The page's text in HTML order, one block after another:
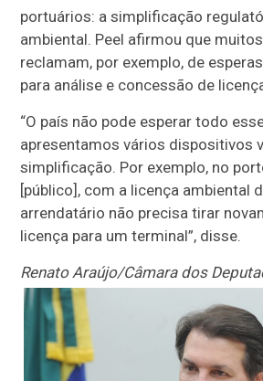
portuários: a simplificação
ambiental. Peel afirmou que
reclamam, por exemplo, de
para análise e concessão de
“O país não pode esperar todo
apresentamos vários dispositivos
simplificação. Por exemplo, no
[público], com a licença ambiental
arrendatário não precisa tirar
licença para um terminal”, disse.
Renato Araújo/Câmara dos